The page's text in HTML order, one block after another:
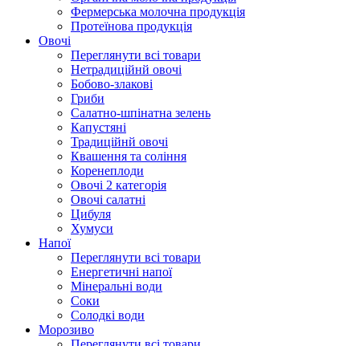
Фермерська молочна продукція
Протеїнова продукція
Овочі
Переглянути всі товари
Нетрадиційнй овочі
Бобово-злакові
Гриби
Салатно-шпінатна зелень
Капустяні
Традиційнй овочі
Квашення та соління
Корeнеплоди
Овочі 2 категорія
Овочі салатні
Цибуля
Хумуси
Напої
Переглянути всі товари
Енергетичні напої
Мінеральні води
Соки
Солодкі води
Морозиво